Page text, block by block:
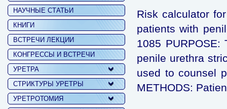
НАУЧНЫЕ СТАТЬИ
КНИГИ
ВСТРЕЧИ ЛЕКЦИИ
КОНГРЕССЫ И ВСТРЕЧИ
УРЕТРА
СТРИКТУРЫ УРЕТРЫ
УРЕТРОТОМИЯ
Risk calculator
patients with
1085
penile urethra
used to counsel
METHODS: